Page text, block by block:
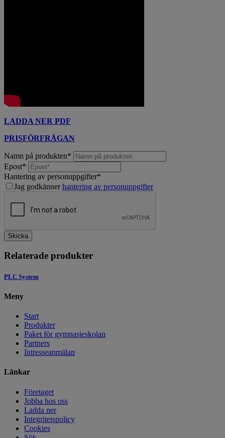
LADDA NER PDF
PRISFÖRFRÅGAN
Namn på produkten*
Epost*
Hantering av personuppgifter*
Jag godkänner hantering av personuppgifter
Skicka
Relaterade produkter
PLC System
Meny
Start
Produkter
Paket för gymnasieskolan
Partners
Intresseanmälan
Länkar
Företaget
Jobba hos oss
Ladda ner
Integritetspolicy
Cookies